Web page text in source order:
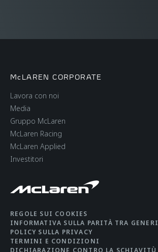
McLAREN CORPORATE
Lavora con noi
Media
Gruppo McLaren
McLaren Racing
McLaren Applied
Investitori
REGOLE SUI COOKIES
INFORMATIVA SULLA PARITÀ TRA GENERI
POLICY SULLA PRIVACY
TERMINI E CONDIZIONI
DICHIARAZIONE CONTRO LA SCHIAVITÙ